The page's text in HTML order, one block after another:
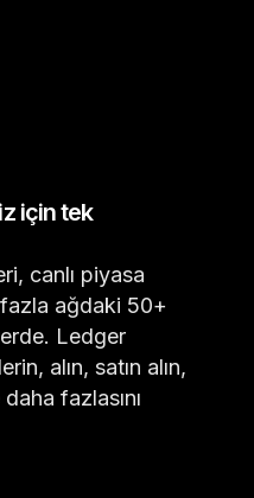
için tek
canlı piyasa
ağdaki 50+
Ledger
alın, satın alın,
fazlasını